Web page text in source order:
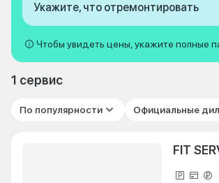
Укажите, что отремонтировать
Чтобы увидеть цены, укажите полные
1 сервис
По популярности Официальные
FIT